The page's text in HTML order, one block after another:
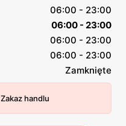
06:00 - 23:00
06:00 - 23:00
06:00 - 23:00
06:00 - 23:00
Zamknięte
Zakaz handlu